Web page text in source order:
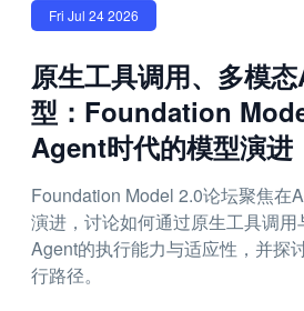
Fri Jul 24 2026
原生工具调用、多模
型：Foundation
Agent时代的模型演进
Foundation Model 2.0论坛聚焦在
演进，讨论如何通过原生工具调
Agent的执行能力与适应性，并探
行路径。